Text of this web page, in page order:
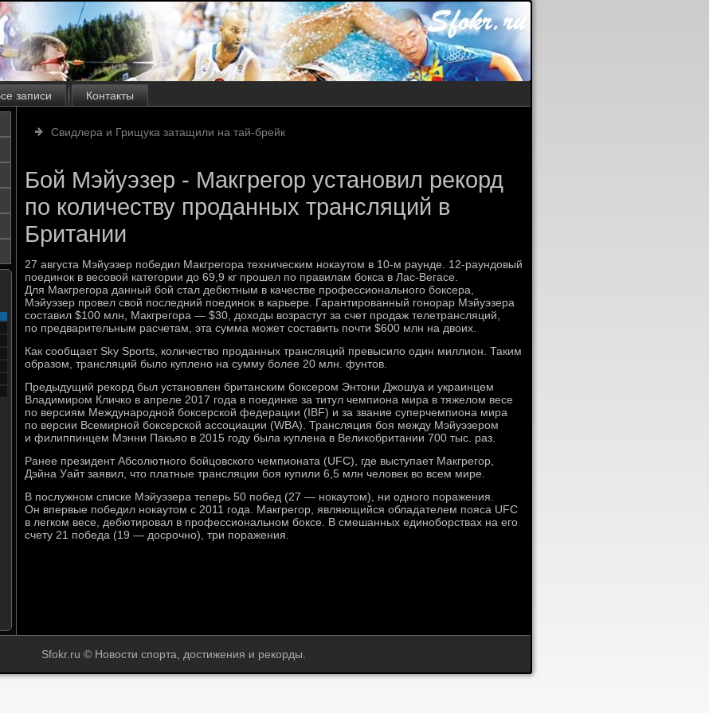
записи Контакты
Свидлера и Грищука затащили на тай-брейк
Бой Мэйуэзер - Макгрегор установил рекорд
по количеству проданных трансляций в
Британии
27 августа Мэйуэзер победил Макгрегора техническим нокаутом в 10-м раунде. 12-раундовый
поединок в весовой категории до 69,9 кг прошел по правилам бокса в Лас-Вегасе.
Для Макгрегора данный бой стал дебютным в качестве профессионального боксера,
Мэйуэзер провел свой последний поединок в карьере. Гарантированный гонорар Мэйуэзера
составил $100 млн, Макгрегора — $30, доходы возрастут за счет продаж телетрансляций,
по предварительным расчетам, эта сумма может составить почти $600 млн на двоих.
Как сообщает Sky Sports, количество проданных трансляций превысило один миллион. Таким
образом, трансляций было куплено на сумму более 20 млн. фунтов.
Предыдущий рекорд был установлен британским боксером Энтони Джошуа и украинцем
Владимиром Кличко в апреле 2017 года в поединке за титул чемпиона мира в тяжелом весе
по версиям Международной боксерской федерации (IBF) и за звание суперчемпиона мира
по версии Всемирной боксерской ассоциации (WBA). Трансляция боя между Мэйуэзером
и филиппинцем Мэнни Пакьяо в 2015 году была куплена в Великобритании 700 тыс. раз.
Ранее президент Абсолютного бойцовского чемпионата (UFC), где выступает Макгрегор,
Дэйна Уайт заявил, что платные трансляции боя купили 6,5 млн человек во всем мире.
В послужном списке Мэйуэзера теперь 50 побед (27 — нокаутом), ни одного поражения.
Он впервые победил нокаутом с 2011 года. Макгрегор, являющийся обладателем пояса UFC
в легком весе, дебютировал в профессиональном боксе. В смешанных единоборствах на его
счету 21 победа (19 — досрочно), три поражения.
Sfokr.ru © Новости спорта, достижения и рекорды.